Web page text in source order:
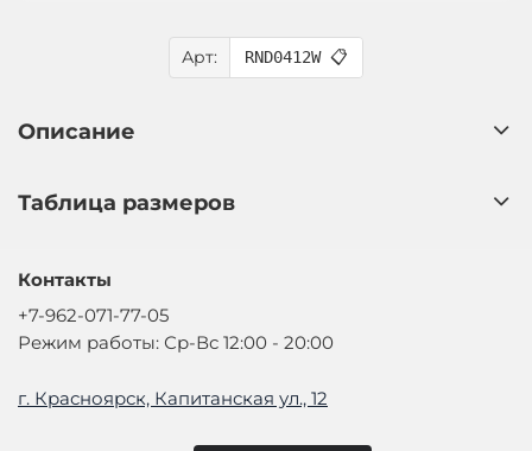
Арт: RND0412W 📋
Описание
Таблица размеров
Контакты
+7-962-071-77-05
Режим работы: Ср-Вс 12:00 - 20:00
г. Красноярск, Капитанская ул., 12